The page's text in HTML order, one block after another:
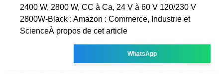
2400 W, 2800 W, CC à Ca, 24 V à 60 V 120/230 V
2800W-Black : Amazon : Commerce, Industrie et
ScienceÀ propos de cet article
WhatsApp